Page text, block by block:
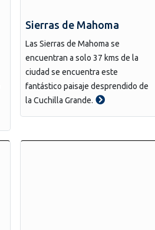
Sierras de Mahoma
Las Sierras de Mahoma se
encuentran a solo 37 kms de la
ciudad se encuentra este
fantástico paisaje desprendido de
la Cuchilla Grande.